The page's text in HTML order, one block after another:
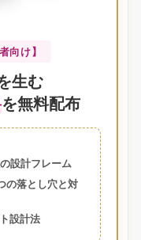
向け】
生む
を無料配布
設計フレーム
の落とし穴と対
設計法